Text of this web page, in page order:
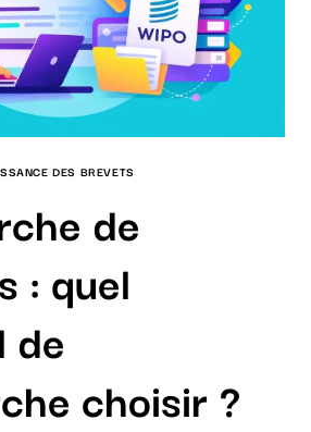
DES BREVETS
de
: quel
de
choisir ?